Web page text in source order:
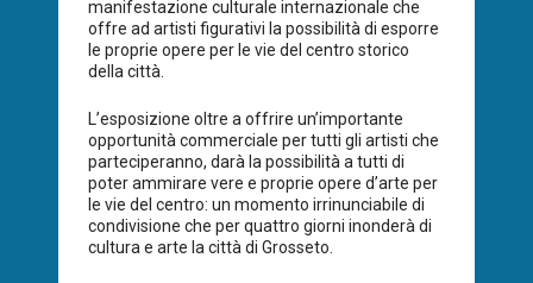
manifestazione culturale internazionale che
offre ad artisti figurativi la possibilità di esporre
le proprie opere per le vie del centro storico
della città.
L’esposizione oltre a offrire un’importante
opportunità commerciale per tutti gli artisti che
parteciperanno, darà la possibilità a tutti di
poter ammirare vere e proprie opere d’arte per
le vie del centro: un momento irrinunciabile di
condivisione che per quattro giorni inonderà di
cultura e arte la città di Grosseto.